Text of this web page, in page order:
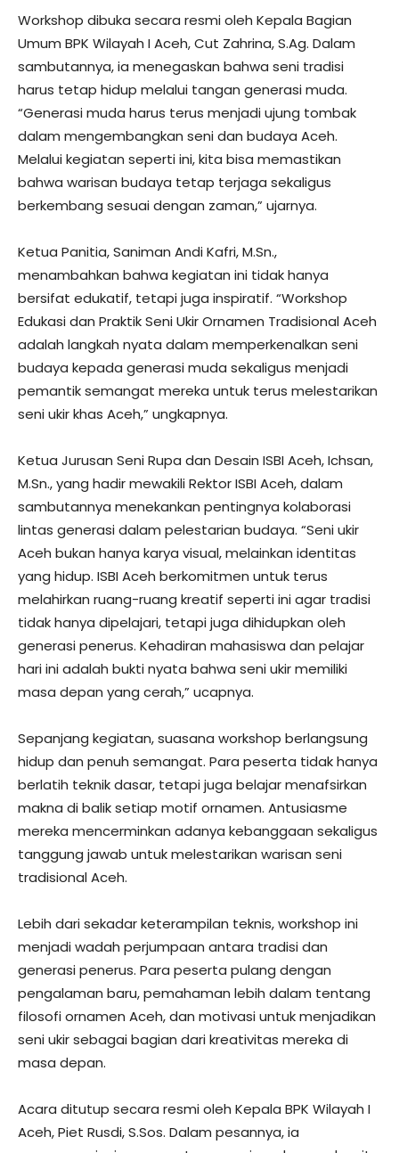
Workshop dibuka secara resmi oleh Kepala Bagian
Umum BPK Wilayah I Aceh, Cut Zahrina, S.Ag. Dalam
sambutannya, ia menegaskan bahwa seni tradisi
harus tetap hidup melalui tangan generasi muda.
“Generasi muda harus terus menjadi ujung tombak
dalam mengembangkan seni dan budaya Aceh.
Melalui kegiatan seperti ini, kita bisa memastikan
bahwa warisan budaya tetap terjaga sekaligus
berkembang sesuai dengan zaman,” ujarnya.
Ketua Panitia, Saniman Andi Kafri, M.Sn.,
menambahkan bahwa kegiatan ini tidak hanya
bersifat edukatif, tetapi juga inspiratif. “Workshop
Edukasi dan Praktik Seni Ukir Ornamen Tradisional Aceh
adalah langkah nyata dalam memperkenalkan seni
budaya kepada generasi muda sekaligus menjadi
pemantik semangat mereka untuk terus melestarikan
seni ukir khas Aceh,” ungkapnya.
Ketua Jurusan Seni Rupa dan Desain ISBI Aceh, Ichsan,
M.Sn., yang hadir mewakili Rektor ISBI Aceh, dalam
sambutannya menekankan pentingnya kolaborasi
lintas generasi dalam pelestarian budaya. “Seni ukir
Aceh bukan hanya karya visual, melainkan identitas
yang hidup. ISBI Aceh berkomitmen untuk terus
melahirkan ruang-ruang kreatif seperti ini agar tradisi
tidak hanya dipelajari, tetapi juga dihidupkan oleh
generasi penerus. Kehadiran mahasiswa dan pelajar
hari ini adalah bukti nyata bahwa seni ukir memiliki
masa depan yang cerah,” ucapnya.
Sepanjang kegiatan, suasana workshop berlangsung
hidup dan penuh semangat. Para peserta tidak hanya
berlatih teknik dasar, tetapi juga belajar menafsirkan
makna di balik setiap motif ornamen. Antusiasme
mereka mencerminkan adanya kebanggaan sekaligus
tanggung jawab untuk melestarikan warisan seni
tradisional Aceh.
Lebih dari sekadar keterampilan teknis, workshop ini
menjadi wadah perjumpaan antara tradisi dan
generasi penerus. Para peserta pulang dengan
pengalaman baru, pemahaman lebih dalam tentang
filosofi ornamen Aceh, dan motivasi untuk menjadikan
seni ukir sebagai bagian dari kreativitas mereka di
masa depan.
Acara ditutup secara resmi oleh Kepala BPK Wilayah I
Aceh, Piet Rusdi, S.Sos. Dalam pesannya, ia